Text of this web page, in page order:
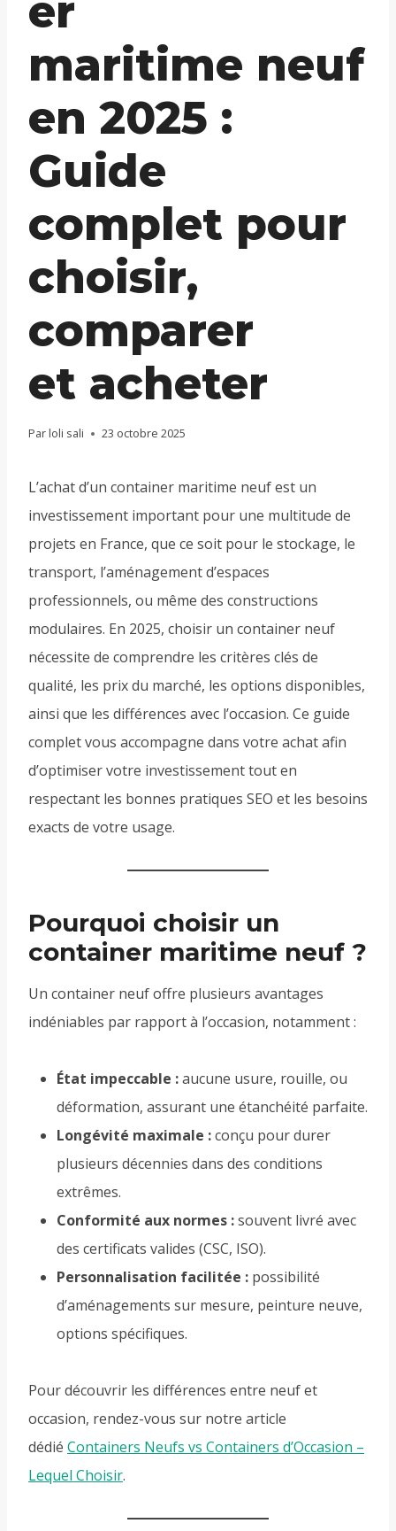
er
maritime neuf
en 2025 :
Guide
complet pour
choisir,
comparer
et acheter
Parloli sali 23 octobre 2025
L’achat d’un container maritime neuf est un
investissement important pour une multitude de
projets en France, que ce soit pour le stockage, le
transport, l’aménagement d’espaces
professionnels, ou même des constructions
modulaires. En 2025, choisir un container neuf
nécessite de comprendre les critères clés de
qualité, les prix du marché, les options disponibles,
ainsi que les différences avec l’occasion. Ce guide
complet vous accompagne dans votre achat afin
d’optimiser votre investissement tout en
respectant les bonnes pratiques SEO et les besoins
exacts de votre usage.
Pourquoi choisir un
container maritime neuf ?
Un container neuf offre plusieurs avantages
indéniables par rapport à l’occasion, notamment :
État impeccable :aucune usure, rouille, ou
déformation, assurant une étanchéité parfaite.
Longévité maximale :conçu pour durer
plusieurs décennies dans des conditions
extrêmes.
Conformité aux normes :souvent livré avec
des certificats valides (CSC, ISO).
Personnalisation facilitée : possibilité
d’aménagements sur mesure, peinture neuve,
options spécifiques.
Pour découvrir les différences entre neuf et
occasion, rendez-vous sur notre article
dédié Containers Neufs vs Containers d’Occasion –
Lequel Choisir.